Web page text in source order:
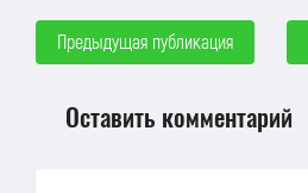
Предыдущая публикация
Оставить комментарий